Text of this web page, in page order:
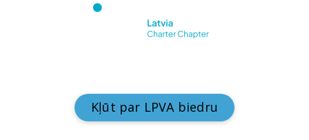
Kļūt par LPVA biedru